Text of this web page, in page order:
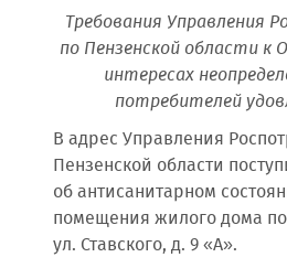
Требования Управления
по Пензенской области к
интересах
потребителей
В адрес Управления
Пензенской области
об антисанитарном
помещения жилого дома по
ул. Ставского, д. 9 «А».